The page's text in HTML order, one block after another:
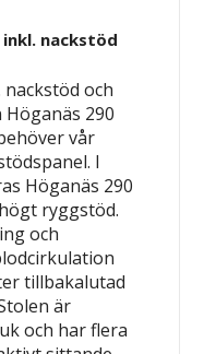
nackstöd
och
290
vår
I
Höganäs 290
ryggstöd.
och
tillbakalutad
är
och har flera